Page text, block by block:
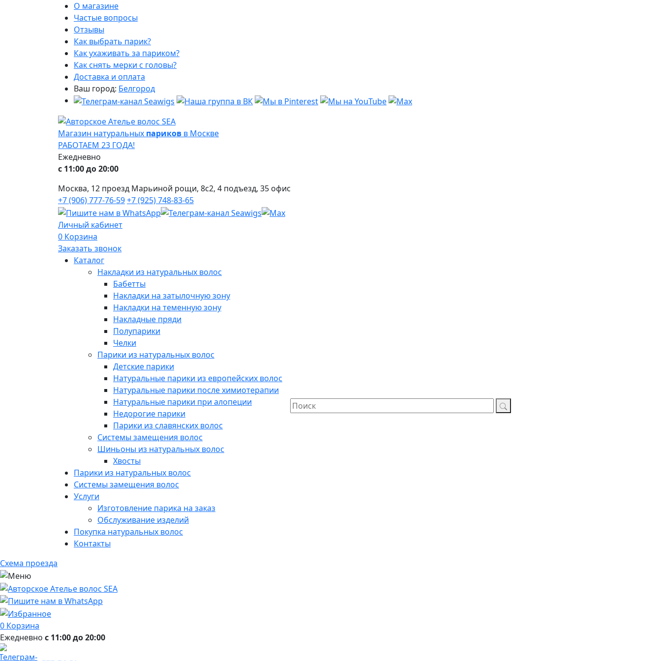
О магазине
Частые вопросы
Отзывы
Как выбрать парик?
Как ухаживать за париком?
Как снять мерки с головы?
Доставка и оплата
Ваш город: Белгород
Магазин натуральных париков в Москве
РАБОТАЕМ 23 ГОДА!
Ежедневно
с 11:00 до 20:00
Москва, 12 проезд Марьиной рощи, 8с2, 4 подъезд, 35 офис
+7 (906) 777-76-59+7 (925) 748-83-65
Личный кабинет
0 Корзина
Заказать звонок
Каталог
Накладки из натуральных волос
Бабетты
Накладки на затылочную зону
Накладки на теменную зону
Накладные пряди
Полупарики
Челки
Парики из натуральных волос
Детские парики
Натуральные парики из европейских волос
Натуральные парики после химиотерапии
Натуральные парики при алопеции
Недорогие парики
Парики из славянских волос
Системы замещения волос
Шиньоны из натуральных волос
Хвосты
Парики из натуральных волос
Системы замещения волос
Услуги
Изготовление парика на заказ
Обслуживание изделий
Покупка натуральных волос
Контакты
Схема проезда
0 Корзина
Ежедневно с 11:00 до 20:00